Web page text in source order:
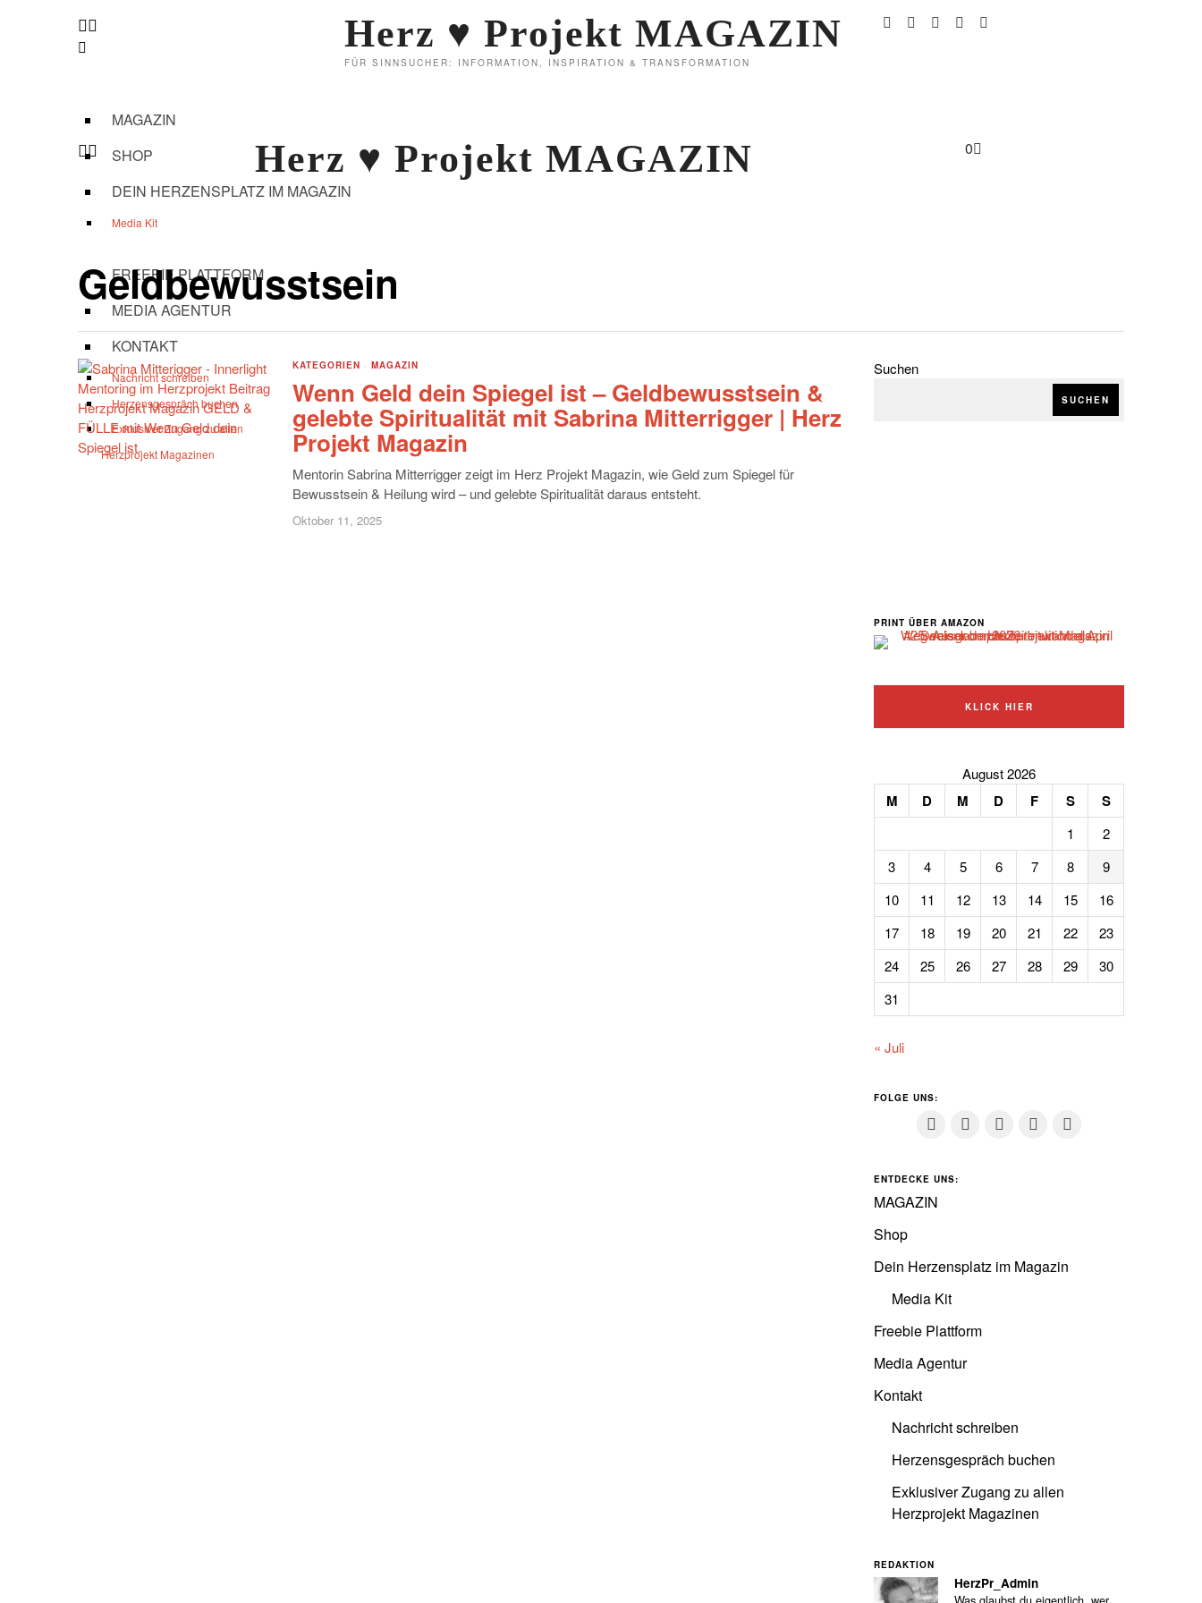
Herz ♥ Projekt MAGAZIN
FÜR SINNSUCHER: INFORMATION, INSPIRATION & TRANSFORMATION
MAGAZIN
SHOP
DEIN HERZENSPLATZ IM MAGAZIN
Media Kit
FREEBIE PLATTFORM
MEDIA AGENTUR
KONTAKT
Nachricht schreiben
Herzensgespräch buchen
Exklusiver Zugang zu allen
Herzprojekt Magazinen
Herz ♥ Projekt MAGAZIN 0
Geldbewusstsein
KATEGORIEN · MAGAZIN
Wenn Geld dein Spiegel ist – Geldbewusstsein &
gelebte Spiritualität mit Sabrina Mitterrigger | Herz
Projekt Magazin
Mentorin Sabrina Mitterrigger zeigt im Herz Projekt Magazin, wie Geld zum Spiegel für
Bewusstsein & Heilung wird – und gelebte Spiritualität daraus entsteht.
Oktober 11, 2025
Suchen
SUCHEN
PRINT ÜBER AMAZON
KLICK HIER
August 2026
M D M D F S S
1
2
3
4 5 6 7 8
9
10
11 12 13 14 15
16
17
18 19 20 21 22
23
24
25 26 27 28 29
30
31
« Juli
FOLGE UNS:
ENTDECKE UNS:
MAGAZIN
Shop
Dein Herzensplatz im Magazin
Media Kit
Freebie Plattform
Media Agentur
Kontakt
Nachricht schreiben
Herzensgespräch buchen
Exklusiver Zugang zu allen
Herzprojekt Magazinen
REDAKTION
HerzPr_Admin